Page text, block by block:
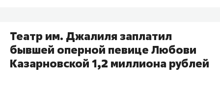
Театр им. Джалиля заплатил
бывшей оперной певице Любови
Казарновской 1,2 миллиона рублей